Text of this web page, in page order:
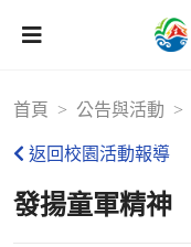
首頁 公告與活動
返回校園活動報導
發揚童軍精神